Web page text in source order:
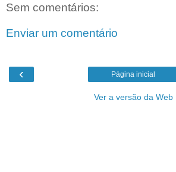
Sem comentários:
Enviar um comentário
‹ Página inicial
Ver a versão da Web